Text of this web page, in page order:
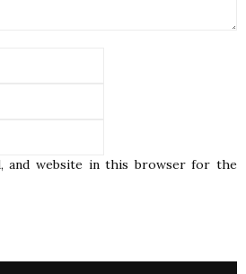
and website in this browser for the